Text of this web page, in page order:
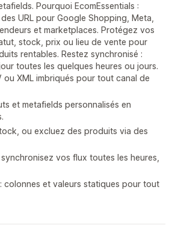
Pourquoi EcomEssentials :
URL pour Google Shopping, Meta,
et marketplaces. Protégez vos
stock, prix ou lieu de vente pour
rentables. Restez synchronisé :
toutes les quelques heures ou jours.
ou XML imbriqués pour tout canal de
et metafields personnalisés en
ou excluez des produits via des
vos flux toutes les heures,
colonnes et valeurs statiques pour tout